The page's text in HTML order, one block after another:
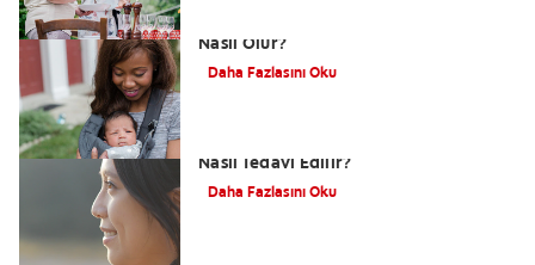
Nasıl Olur?
Daha Fazlasını Oku
Nasıl Tedavi Edilir?
Daha Fazlasını Oku